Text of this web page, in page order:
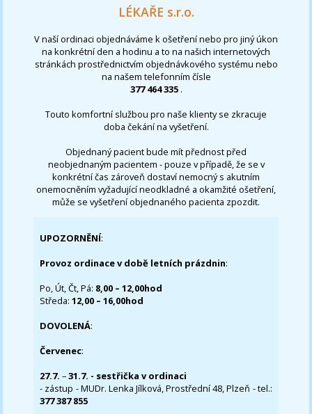
LÉKAŘE s.r.o.
V naší ordinaci objednáváme k ošetření nebo pro jiný úkon
na konkrétní den a hodinu a to na našich internetových
stránkách prostřednictvím objednávkového systému nebo
na našem telefonním čísle
377 464 335 .
Touto komfortní službou pro naše klienty se zkracuje
doba čekání na vyšetření.
Objednaný pacient bude mít přednost před
neobjednaným pacientem - pouze v případě, že se v
konkrétní čas zároveň dostaví nemocný s akutním
onemocněním vyžadující neodkladné a okamžité ošetření,
může se vyšetření objednaného pacienta zpozdit.
UPOZORNĚNÍ:
Provoz ordinace v době letních prázdnin:
Po, Út, Čt, Pá: 8,00 – 12,00hod
Středa:12,00 – 16,00hod
DOVOLENÁ:
Červenec:
27.7.–31.7. - sestřička v ordinaci
- zástup - MUDr. Lenka Jílková, Prostřední 48, Plzeň - tel.:
377 387 855